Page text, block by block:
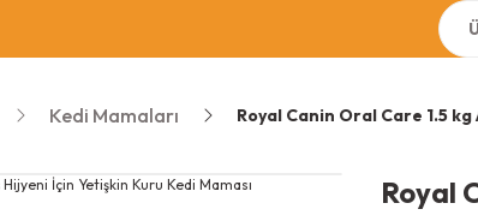
Kedi Mamaları Royal Canin Oral Care 1.5 kg
Royal